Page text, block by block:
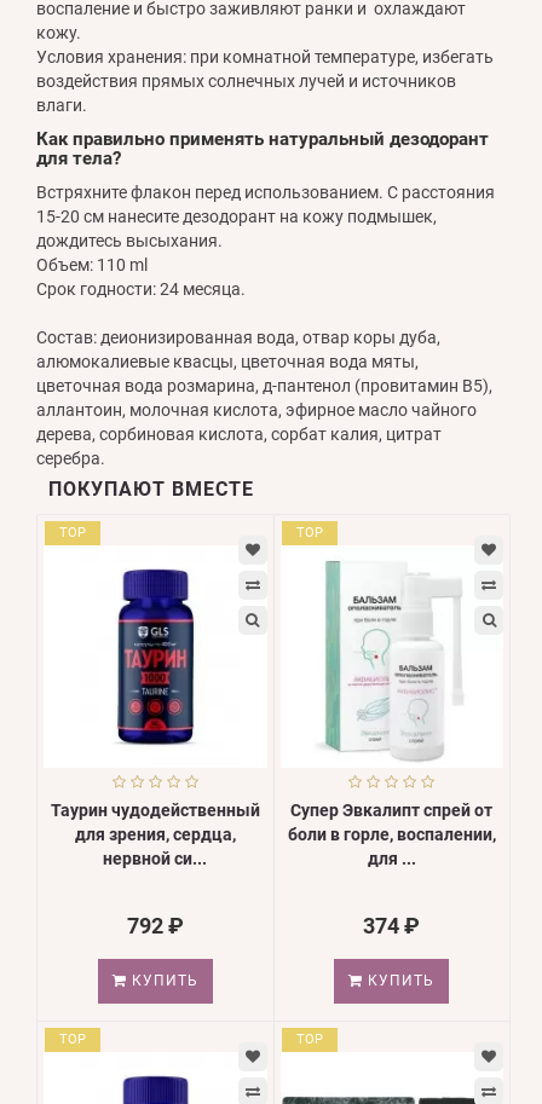
воспаление и быстро заживляют ранки и охлаждают
кожу.
Условия хранения: при комнатной температуре, избегать
воздействия прямых солнечных лучей и источников
влаги.
Как правильно применять натуральный дезодорант
для тела?
Встряхните флакон перед использованием. С расстояния
15-20 см нанесите дезодорант на кожу подмышек,
дождитесь высыхания.
Объем: 110 ml
Срок годности: 24 месяца.
Состав: деионизированная вода, отвар коры дуба,
алюмокалиевые квасцы, цветочная вода мяты,
цветочная вода розмарина, д-пантенол (провитамин В5),
аллантоин, молочная кислота, эфирное масло чайного
дерева, сорбиновая кислота, сорбат калия, цитрат
серебра.
ПОКУПАЮТ ВМЕСТЕ
TOP
Таурин чудодейственный
для зрения, сердца,
нервной си...
792 ₽
КУПИТЬ
TOP
Супер Эвкалипт спрей от
боли в горле, воспалении,
для ...
374 ₽
КУПИТЬ
TOP TOP